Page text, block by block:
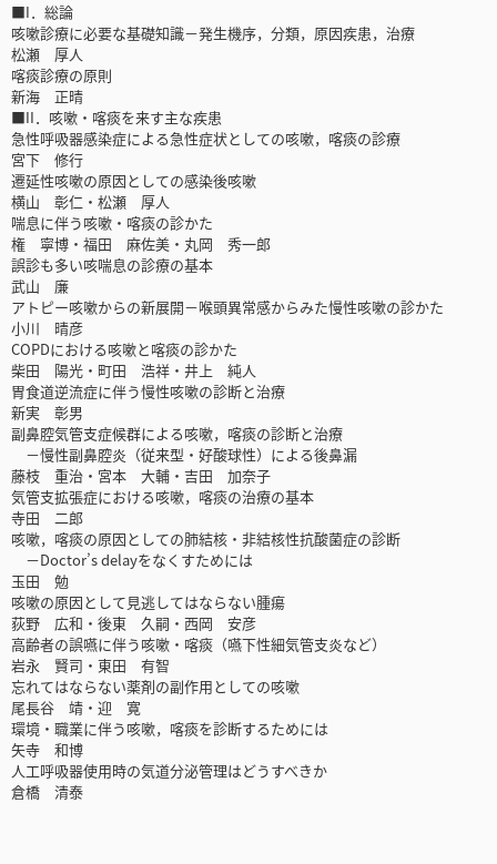
■I．総論
咳嗽診療に必要な基礎知識－発生機序，分類，原因疾患，治療
松瀬 厚人
喀痰診療の原則
新海 正晴
■II．咳嗽・喀痰を来す主な疾患
急性呼吸器感染症による急性症状としての咳嗽，喀痰の診療
宮下 修行
遷延性咳嗽の原因としての感染後咳嗽
横山 彰仁・松瀬 厚人
喘息に伴う咳嗽・喀痰の診かた
権 寧博・福田 麻佐美・丸岡 秀一郎
誤診も多い咳喘息の診療の基本
武山 廉
アトピー咳嗽からの新展開－喉頭異常感からみた慢性咳嗽の診かた
小川 晴彦
COPDにおける咳嗽と喀痰の診かた
柴田 陽光・町田 浩祥・井上 純人
胃食道逆流症に伴う慢性咳嗽の診断と治療
新実 彰男
副鼻腔気管支症候群による咳嗽，喀痰の診断と治療
－慢性副鼻腔炎（従来型・好酸球性）による後鼻漏
藤枝 重治・宮本 大輔・吉田 加奈子
気管支拡張症における咳嗽，喀痰の治療の基本
寺田 二郎
咳嗽，喀痰の原因としての肺結核・非結核性抗酸菌症の診断
－Doctor’s delayをなくすためには
玉田 勉
咳嗽の原因として見逃してはならない腫瘍
荻野 広和・後東 久嗣・西岡 安彦
高齢者の誤嚥に伴う咳嗽・喀痰（嚥下性細気管支炎など）
岩永 賢司・東田 有智
忘れてはならない薬剤の副作用としての咳嗽
尾長谷 靖・迎 寛
環境・職業に伴う咳嗽，喀痰を診断するためには
矢寺 和博
人工呼吸器使用時の気道分泌管理はどうすべきか
倉橋 清泰